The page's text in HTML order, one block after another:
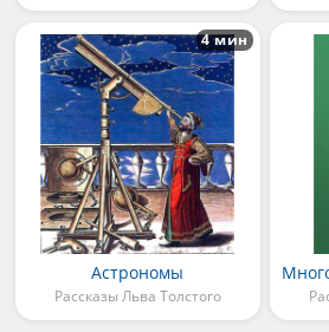
Астрономы
Рассказы Льва Толстого
4 мин